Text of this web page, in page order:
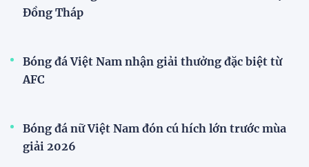
Đội tuyển Việt Nam